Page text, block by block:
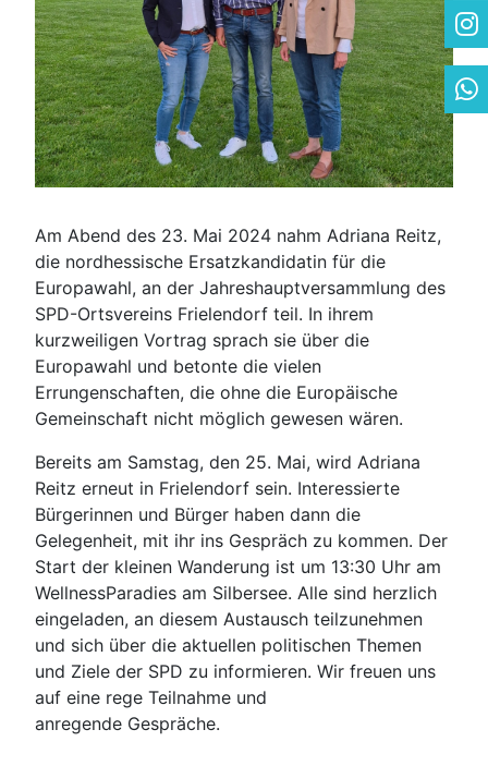
Am Abend des 23. Mai 2024 nahm Adriana Reitz,
die nordhessische Ersatzkandidatin für die
Europawahl, an der Jahreshauptversammlung des
SPD-Ortsvereins Frielendorf teil. In ihrem
kurzweiligen Vortrag sprach sie über die
Europawahl und betonte die vielen
Errungenschaften, die ohne die Europäische
Gemeinschaft nicht möglich gewesen wären.
Bereits am Samstag, den 25. Mai, wird Adriana
Reitz erneut in Frielendorf sein. Interessierte
Bürgerinnen und Bürger haben dann die
Gelegenheit, mit ihr ins Gespräch zu kommen. Der
Start der kleinen Wanderung ist um 13:30 Uhr am
WellnessParadies am Silbersee. Alle sind herzlich
eingeladen, an diesem Austausch teilzunehmen
und sich über die aktuellen politischen Themen
und Ziele der SPD zu informieren. Wir freuen uns
auf eine rege Teilnahme und
anregende Gespräche.